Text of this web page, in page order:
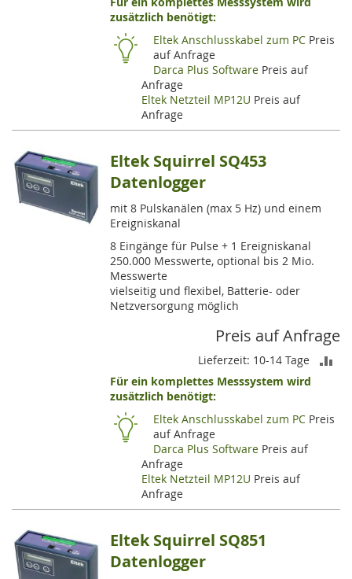
zusätzlich benötigt:
Eltek Anschlusskabel zum PC Preis
auf Anfrage
Darca Plus Software Preis auf
Anfrage
Eltek Netzteil MP12U Preis auf
Anfrage
Eltek Squirrel SQ453
Datenlogger
mit 8 Pulskanälen (max 5 Hz) und einem
Ereigniskanal
8 Eingänge für Pulse + 1 Ereigniskanal
250.000 Messwerte, optional bis 2 Mio.
Messwerte
vielseitig und flexibel, Batterie- oder
Netzversorgung möglich
Preis auf Anfrage
Lieferzeit: 10-14 Tage
Für ein komplettes Messsystem wird
zusätzlich benötigt:
Eltek Anschlusskabel zum PC Preis
auf Anfrage
Darca Plus Software Preis auf
Anfrage
Eltek Netzteil MP12U Preis auf
Anfrage
Eltek Squirrel SQ851
Datenlogger